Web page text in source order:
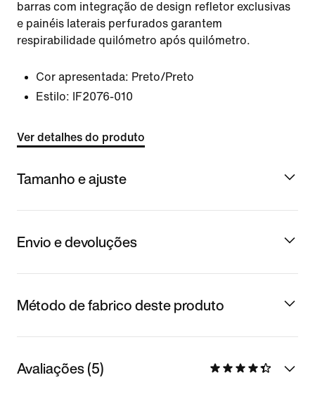
barras com integração de design refletor exclusivas
e painéis laterais perfurados garantem
respirabilidade quilómetro após quilómetro.
Cor apresentada: Preto/Preto
Estilo:
IF2076-010
Ver detalhes do produto
Tamanho e ajuste
Envio e devoluções
Método de fabrico deste produto
Avaliações (5)